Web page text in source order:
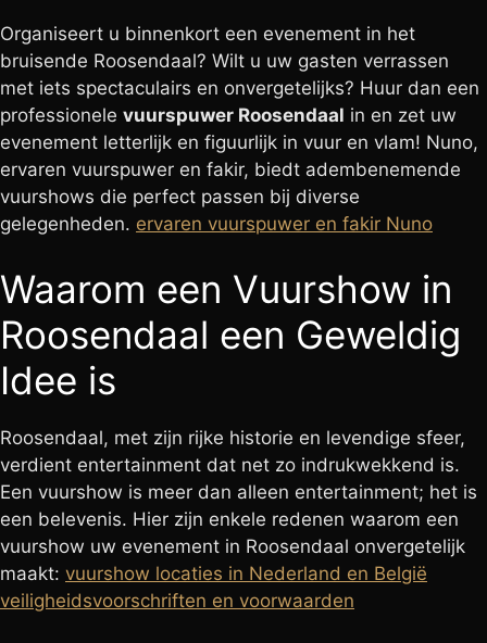
Organiseert u binnenkort een evenement in het
bruisende Roosendaal? Wilt u uw gasten verrassen
met iets spectaculairs en onvergetelijks? Huur dan een
professionele vuurspuwer Roosendaal in en zet uw
evenement letterlijk en figuurlijk in vuur en vlam! Nuno,
ervaren vuurspuwer en fakir, biedt adembenemende
vuurshows die perfect passen bij diverse
gelegenheden. ervaren vuurspuwer en fakir Nuno
Waarom een Vuurshow in
Roosendaal een Geweldig
Idee is
Roosendaal, met zijn rijke historie en levendige sfeer,
verdient entertainment dat net zo indrukwekkend is.
Een vuurshow is meer dan alleen entertainment; het is
een belevenis. Hier zijn enkele redenen waarom een
vuurshow uw evenement in Roosendaal onvergetelijk
maakt: vuurshow locaties in Nederland en België
veiligheidsvoorschriften en voorwaarden